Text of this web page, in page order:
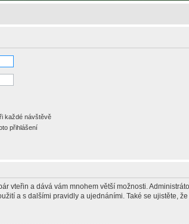
každé návštěvě
přihlášení
vteřin a dává vám mnohem větší možnosti.
a s dalšími pravidly a ujednáními. Také se ujistěte,